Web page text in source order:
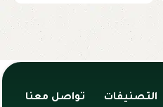
التصنيفات تواصل معنا